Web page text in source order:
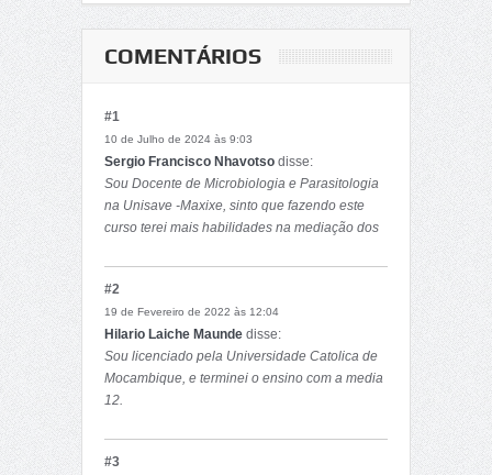
COMENTÁRIOS
#1
10 de Julho de 2024 às 9:03
Sergio Francisco Nhavotso disse:
Sou Docente de Microbiologia e Parasitologia
na Unisave -Maxixe, sinto que fazendo este
curso terei mais habilidades na mediação dos
ponte na sala de aulas.
#2
19 de Fevereiro de 2022 às 12:04
Hilario Laiche Maunde disse:
Sou licenciado pela Universidade Catolica de
Mocambique, e terminei o ensino com a media
12.
mestrado pois me julgo capaz de o frenquentar
e contribuir forma positiva para o crescimento
#3